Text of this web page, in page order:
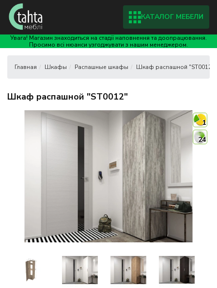
Увага! Магазин знаходиться на стадії наповнення та доопрацювання.
Просимо всі нюанси узгоджувати з нашим менеджером.
КАТАЛОГ МЕБЕЛИ
Шкафы Распашные шкафы Шкаф распашной "ST0012"
Шкаф распашной "ST0012"
1
24